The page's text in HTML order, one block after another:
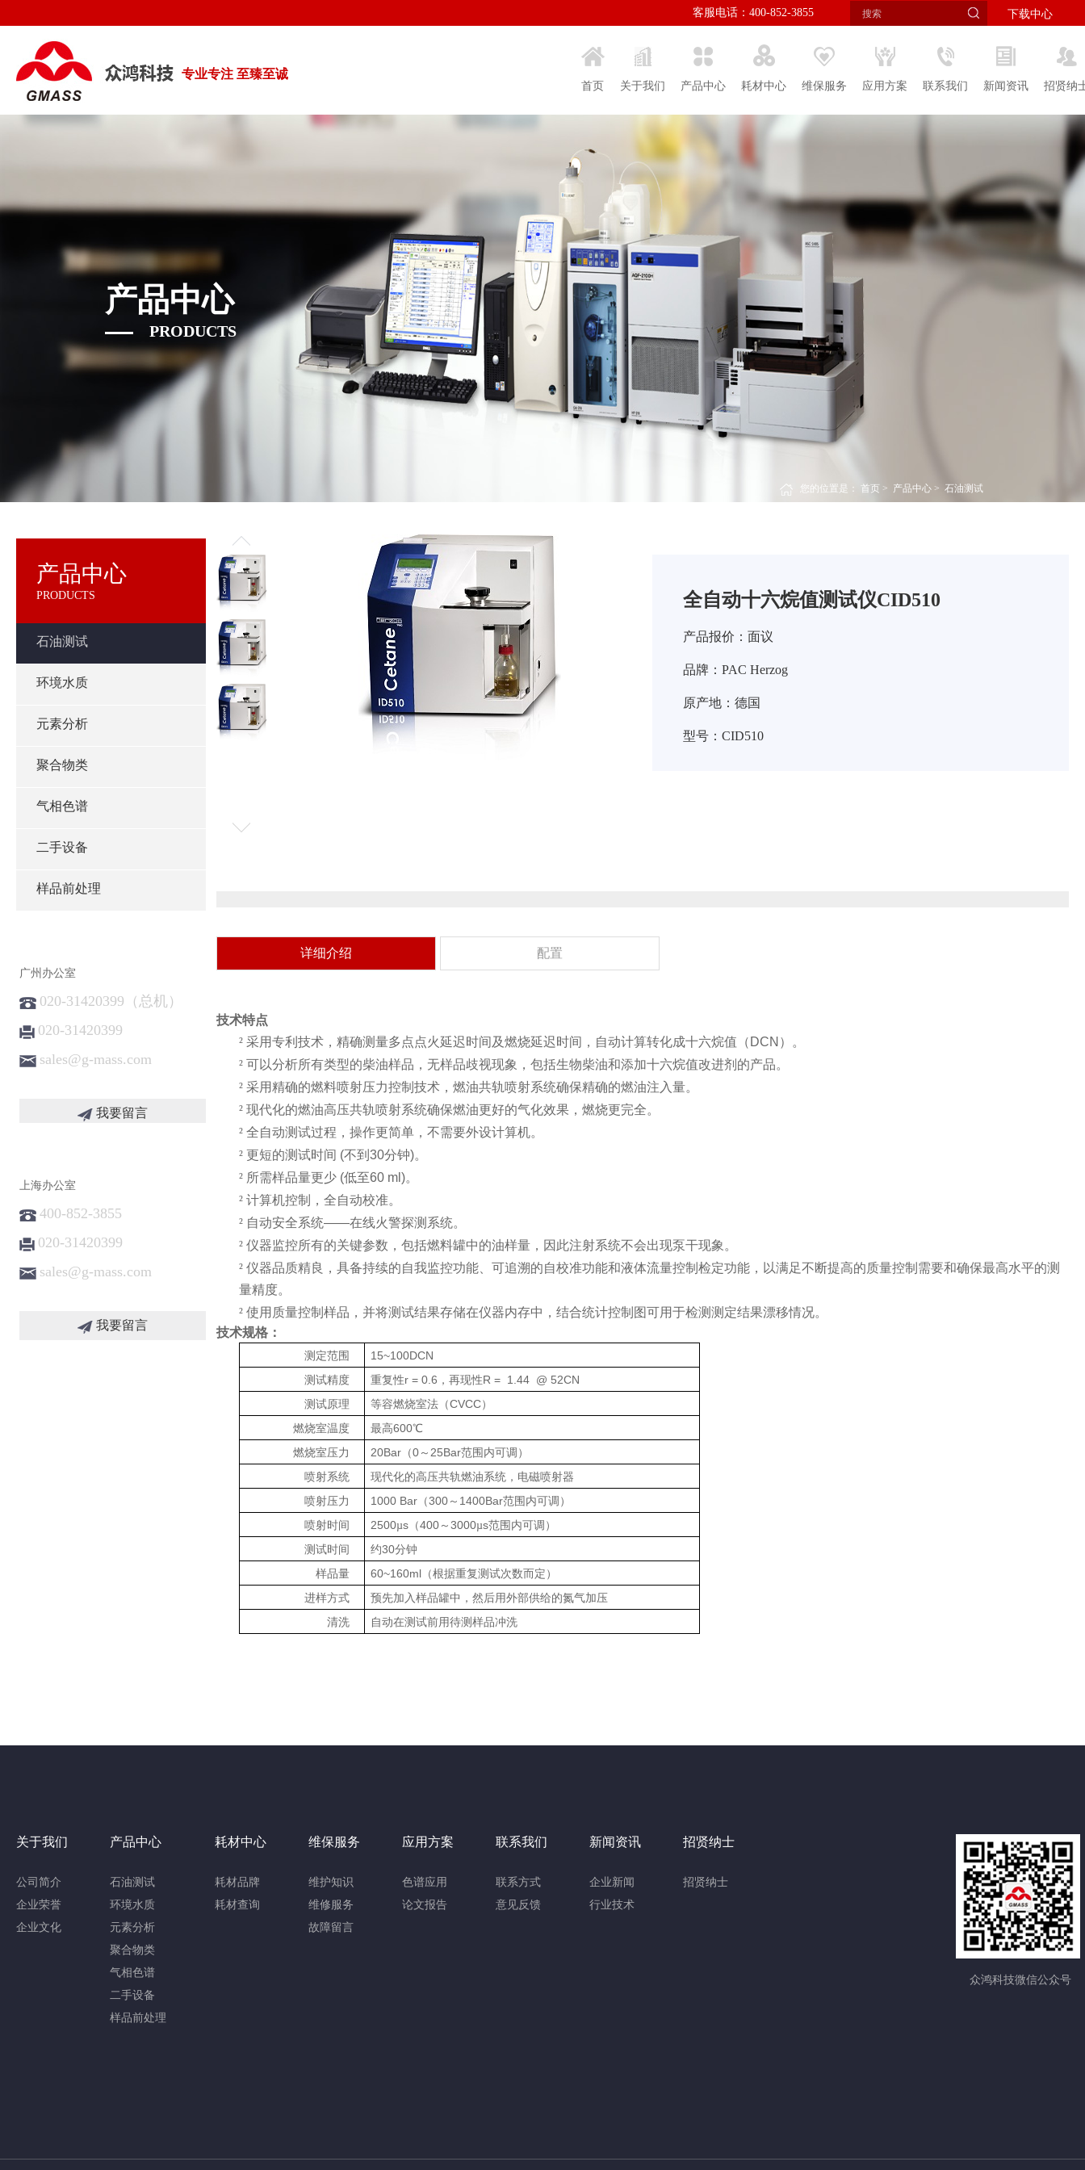
客服电话：400-852-3855 下载中心
专业专注 至臻至诚
首页 关于我们 产品中心 耗材中心 维保服务 应用方案 联系我们 新闻资讯 招贤纳
产品中心
PRODUCTS
您的位置是： 首页 > 产品中心 > 石油测试
产品中心
PRODUCTS
石油测试
环境水质
元素分析
聚合物类
气相色谱
二手设备
样品前处理
广州办公室
020-31420399（总机）
020-31420399
sales@g-mass.com
我要留言
上海办公室
400-852-3855
020-31420399
sales@g-mass.com
我要留言
全自动十六烷值测试仪CID510
产品报价：面议
品牌：PAC Herzog
原产地：德国
型号：CID510
详细介绍 配置
技术特点
² 采用专利技术，精确测量多点点火延迟时间及燃烧延迟时间，自动计算转化成十六烷值（DCN）。
² 可以分析所有类型的柴油样品，无样品歧视现象，包括生物柴油和添加十六烷值改进剂的产品。
² 采用精确的燃料喷射压力控制技术，燃油共轨喷射系统确保精确的燃油注入量。
² 现代化的燃油高压共轨喷射系统确保燃油更好的气化效果，燃烧更完全。
² 全自动测试过程，操作更简单，不需要外设计算机。
² 更短的测试时间 (不到30分钟)。
² 所需样品量更少 (低至60 ml)。
² 计算机控制，全自动校准。
² 自动安全系统——在线火警探测系统。
² 仪器监控所有的关键参数，包括燃料罐中的油样量，因此注射系统不会出现泵干现象。
² 仪器品质精良，具备持续的自我监控功能、可追溯的自校准功能和液体流量控制检定功能，以满足不断提高的质量控制需要和确保最高水平的测
量精度。
² 使用质量控制样品，并将测试结果存储在仪器内存中，结合统计控制图可用于检测测定结果漂移情况。
技术规格：
测定范围
15~100DCN
测试精度
重复性r = 0.6，再现性R = 1.44 @ 52CN
测试原理
等容燃烧室法（CVCC）
燃烧室温度
最高600℃
燃烧室压力
20Bar（0～25Bar范围内可调）
喷射系统
现代化的高压共轨燃油系统，电磁喷射器
喷射压力
1000 Bar（300～1400Bar范围内可调）
喷射时间
2500µs（400～3000µs范围内可调）
测试时间
约30分钟
样品量
60~160ml（根据重复测试次数而定）
进样方式
预先加入样品罐中，然后用外部供给的氮气加压
清洗
自动在测试前用待测样品冲洗
关于我们
公司简介
企业荣誉
企业文化
产品中心
石油测试
环境水质
元素分析
聚合物类
气相色谱
二手设备
样品前处理
耗材中心
耗材品牌
耗材查询
维保服务
维护知识
维修服务
故障留言
应用方案
色谱应用
论文报告
联系我们
联系方式
意见反馈
新闻资讯
企业新闻
行业技术
招贤纳士
招贤纳士
众鸿科技微信公众号